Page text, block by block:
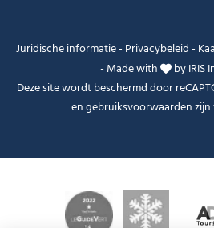
Juridische informatie- Privacybeleid-
- Made with byIRIS
Deze site wordt beschermd door
engebruiksvoorwaardenzijn